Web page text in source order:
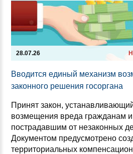
28.07.26
Вво­дит­ся еди­ный ме­ха­низм
за­кон­но­го ре­ше­ния го­сор­га­на
Принят закон,
возмещения вреда гражданам
пострадавшим от незаконных
Документом предусмотрено
территориальных